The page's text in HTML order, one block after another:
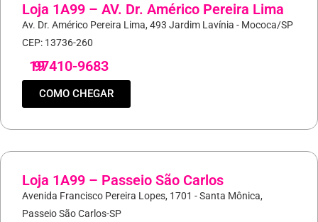
Loja 1A99 – AV. Dr. Américo Pereira Lima
Av. Dr. Américo Pereira Lima, 493 Jardim Lavínia - Mococa/SP
CEP: 13736-260
19
97410-9683
COMO CHEGAR
Loja 1A99 – Passeio São Carlos
Avenida Francisco Pereira Lopes, 1701 - Santa Mônica,
Passeio São Carlos-SP